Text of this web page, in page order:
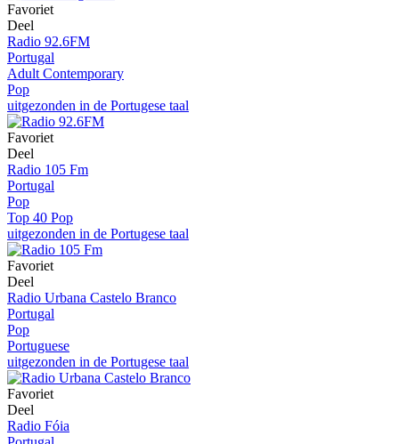
Favoriet
Deel
Radio 92.6FM
Portugal
Adult Contemporary
Pop
uitgezonden in de Portugese taal
Favoriet
Deel
Radio 105 Fm
Portugal
Pop
Top 40 Pop
uitgezonden in de Portugese taal
Favoriet
Deel
Radio Urbana Castelo Branco
Portugal
Pop
Portuguese
uitgezonden in de Portugese taal
Favoriet
Deel
Radio Fóia